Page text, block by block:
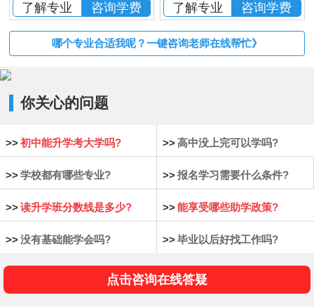
了解专业 咨询学费 了解专业 咨询学费
哪个专业合适我呢？一键咨询老师在线帮忙》
你关心的问题
>> 初中能升学考大学吗? >> 高中没上完可以学吗?
>> 学校都有哪些专业? >> 报名学习需要什么条件?
>> 读升学班分数线是多少? >> 能享受哪些助学政策?
>> 没有基础能学会吗? >> 毕业以后好找工作吗?
点击咨询在线答疑